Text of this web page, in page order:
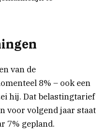
van de
8% – ook een
hij. Dat belastingtarief
voor volgend jaar staat
7% gepland.